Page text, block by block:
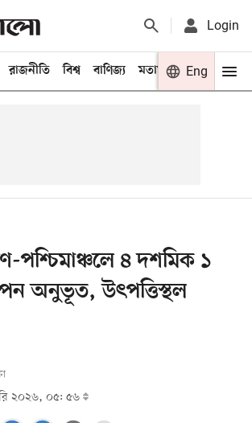
Login
রাজনীতি বিশ্ব বাণিজ্য মতামত খেলা
Eng
পশ্চিমাঞ্চলে ৪ দশমিক ১
অনুভূত, উৎপত্তিস্থল
২০২৬, ০৫: ৫৬